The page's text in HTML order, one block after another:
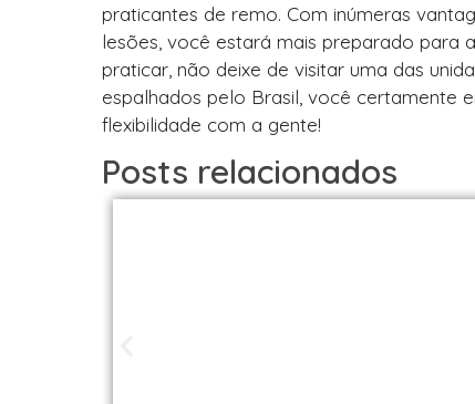
praticantes de remo. Com inúmeras
lesões, você estará mais preparado para
praticar, não deixe de visitar uma das
espalhados pelo Brasil, você certamente
flexibilidade com a gente!
Posts relacionados